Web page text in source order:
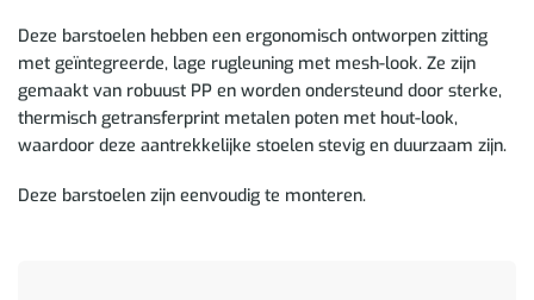
Deze barstoelen hebben een ergonomisch ontworpen zitting
met geïntegreerde, lage rugleuning met mesh-look. Ze zijn
gemaakt van robuust PP en worden ondersteund door sterke,
thermisch getransferprint metalen poten met hout-look,
waardoor deze aantrekkelijke stoelen stevig en duurzaam zijn.
Deze barstoelen zijn eenvoudig te monteren.